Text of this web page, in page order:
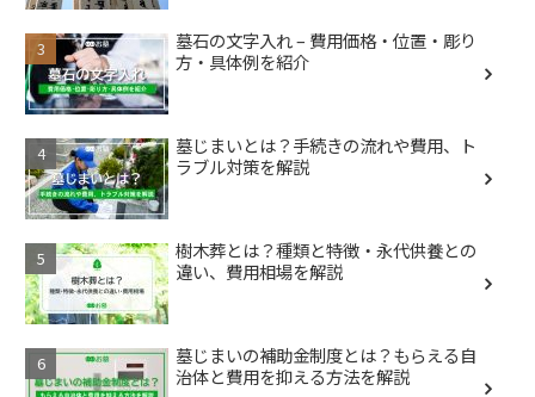
墓石の文字入れ – 費用価格・位置・彫り
方・具体例を紹介
墓じまいとは？手続きの流れや費用、ト
ラブル対策を解説
樹木葬とは？種類と特徴・永代供養との
違い、費用相場を解説
墓じまいの補助金制度とは？もらえる自
治体と費用を抑える方法を解説